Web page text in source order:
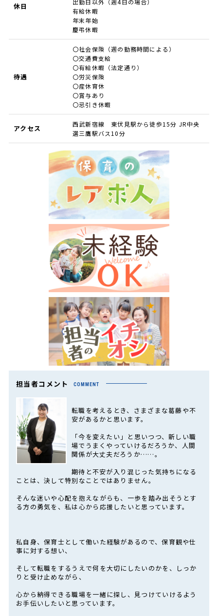
休日
出勤日以外（週4日の場合）
有給休暇
年末年始
慶弔休暇
待遇
〇社会保険（週の勤務時間による）
〇交通費支給
〇有給休暇（法定通り）
〇労災保険
〇産休育休
〇賞与あり
〇忌引き休暇
アクセス
西武新宿線 東伏見駅から徒歩15分 JR中央
選三鷹駅バス10分
担当者コメント COMMENT
転職を考えるとき、さまざまな葛藤や不
安があるかと思います。
「今を変えたい」と思いつつ、新しい職
場でうまくやっていけるだろうか、人間
関係が大丈夫だろうか……。
期待と不安が入り混じった気持ちになる
ことは、決して特別なことではありません。
そんな迷いや心配を抱えながらも、一歩を踏み出そうとす
る方の勇気を、私は心から応援したいと思っています。
私自身、保育士として働いた経験があるので、保育観や仕
事に対する想い、
そして転職をするうえで何を大切にしたいのかを、しっか
りと受け止めながら、
心から納得できる職場を一緒に探し、見つけていけるよう
お手伝いしたいと思っています。